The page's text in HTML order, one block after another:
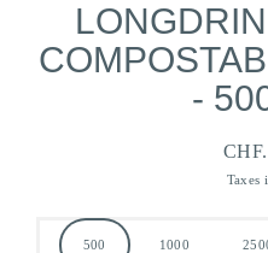
-
Taxes
Quantité
500 1000